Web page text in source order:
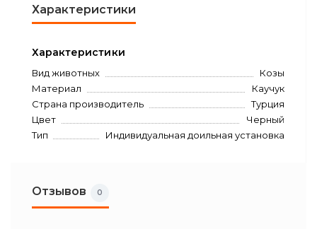
Характеристики
Характеристики
Вид животных
Козы
Материал
Каучук
Страна производитель
Турция
Цвет
Черный
Тип
Индивидуальная доильная установка
Отзывов 0